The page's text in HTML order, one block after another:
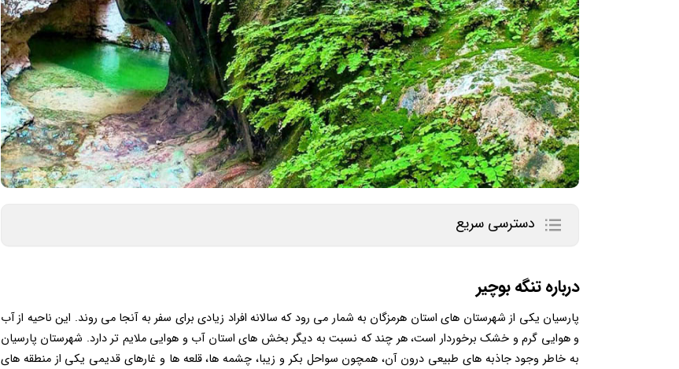
دسترسی سریع
درباره تنگه بوچیر
پارسیان یکی از شهرستان های استان هرمزگان به شمار می رود که سالانه افراد زیادی برای سفر به آنجا می روند. این ناحیه از آب
و هوایی گرم و خشک برخوردار است، هر چند که نسبت به دیگر بخش های استان آب و هوایی ملایم تر دارد. شهرستان پارسیان
به خاطر وجود جاذبه های طبیعی درون آن، همچون سواحل بکر و زیبا، چشمه ها، قلعه ها و غارهای قدیمی یکی از منطقه های